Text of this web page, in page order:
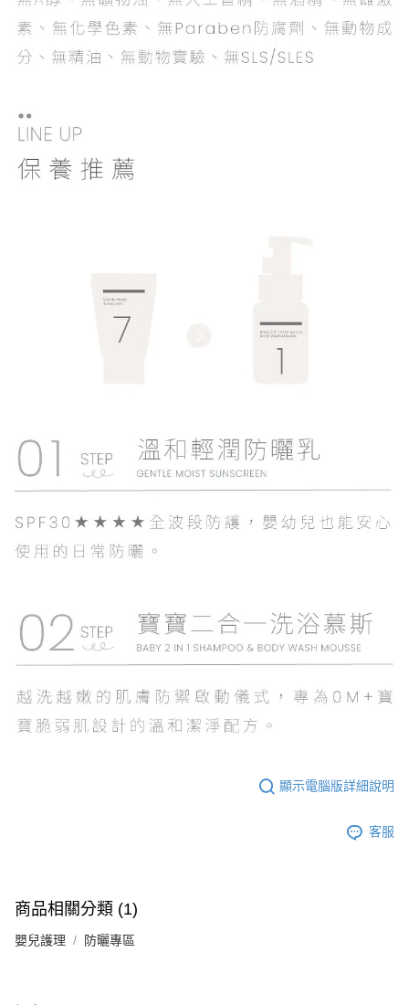
顯示電腦版詳細說明
客服
商品相關分類 (1)
嬰兒護理 防曬專區